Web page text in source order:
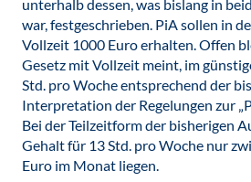
unterhalb dessen, was bislang in
war, festgeschrieben. PiA sollen in
Vollzeit 1000 Euro erhalten. Offen
Gesetz mit Vollzeit meint, im
Std. pro Woche entsprechend der
Interpretation der Regelungen zur
Bei der Teilzeitform der bisherigen
Gehalt für 13 Std. pro Woche nur
Euro im Monat liegen.